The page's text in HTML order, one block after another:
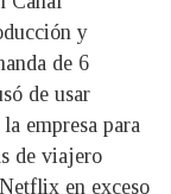
y
de 6
de usar
empresa para
de viajero
en exceso